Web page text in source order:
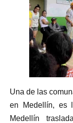
​Una de las
en Medellín, es
Medellín